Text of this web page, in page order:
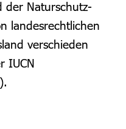
der Naturschutz-
landesrechtlichen
verschieden
IUCN